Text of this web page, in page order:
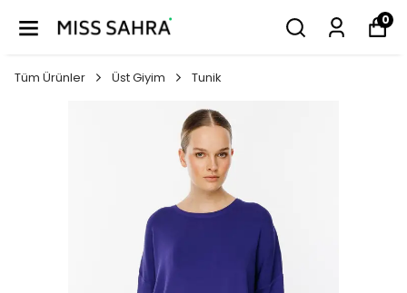
0
Tüm Ürünler Üst Giyim Tunik